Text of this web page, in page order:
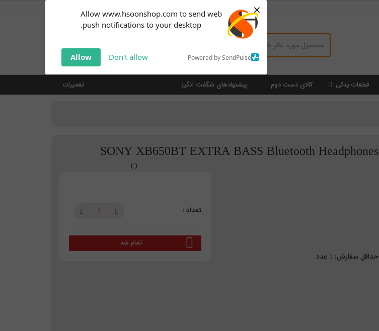
Allow www.hsoonshop.com to send web
push notifications to your desktop.
Powered by SendPulse
Don't allow
Allow
×
notifications!
Click the bell icon to enable
قطعات یدکی کالای دست دوم پیشنهادهای شگفت انگیز تعمیرات
SONY XB650BT EXTRA BASS Bluetooth Headphones
حداقل سفارش: 1 عدد
تمام شد